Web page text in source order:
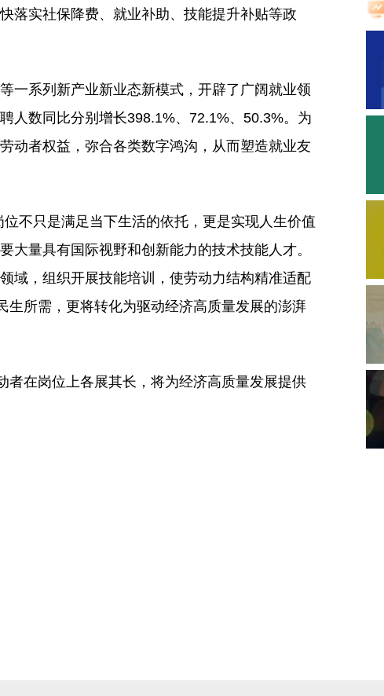
实社保降费、就业补助、技能提升补贴等政
系列新产业新业态新模式，开辟了广阔就业领
人数同比分别增长398.1%、72.1%、50.3%。为
动者权益，弥合各类数字鸿沟，从而塑造就业友
不只是满足当下生活的依托，更是实现人生价值
量具有国际视野和创新能力的技术技能人才。
域，组织开展技能培训，使劳动力结构精准适配
生所需，更将转化为驱动经济高质量发展的澎湃
在岗位上各展其长，将为经济高质量发展提供